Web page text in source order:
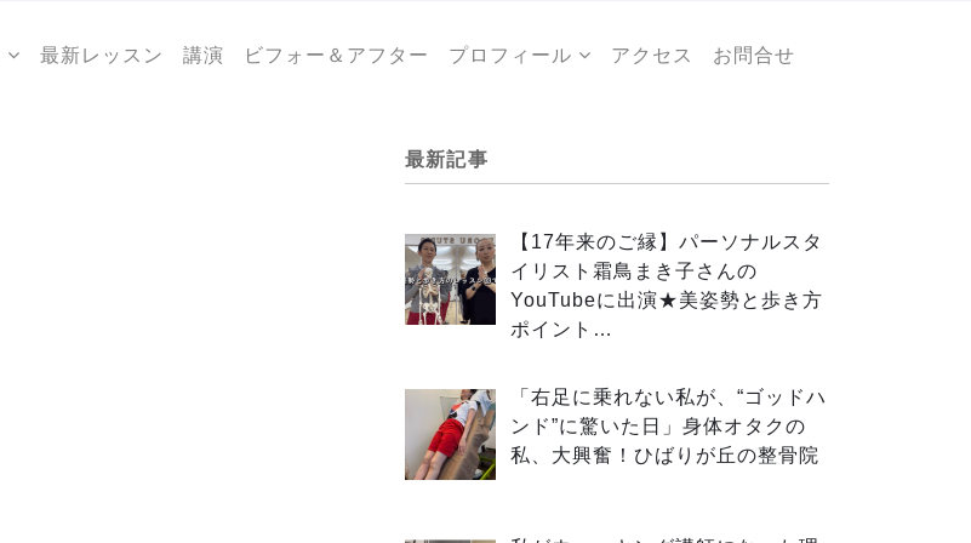
最新レッスン 講演 ビフォー＆アフター プロフィール アクセス お問合せ
最新記事
【17年来のご縁】パーソナルスタ
イリスト霜鳥まき子さんの
YouTubeに出演★美姿勢と歩き方
ポイント…
「右足に乗れない私が、“ゴッドハ
ンド”に驚いた日」身体オタクの
私、大興奮！ひばりが丘の整骨院